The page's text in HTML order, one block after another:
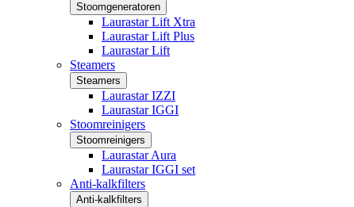
Stoomgeneratoren
Laurastar Lift Xtra
Laurastar Lift Plus
Laurastar Lift
Steamers
Steamers
Laurastar IZZI
Laurastar IGGI
Stoomreinigers
Stoomreinigers
Laurastar Aura
Laurastar IGGI set
Anti-kalkfilters
Anti-kalkfilters